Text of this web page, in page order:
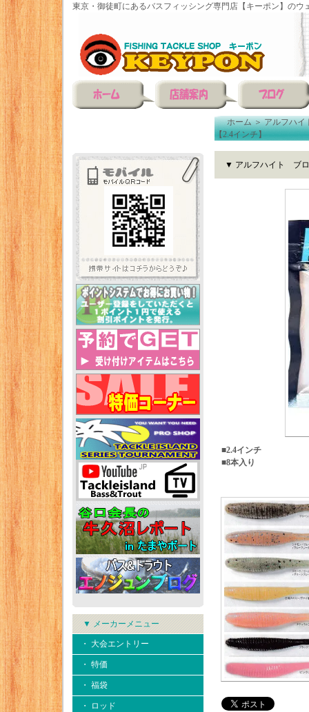
東京・御徒町にあるバスフィッシング専門店【キーポン】のウ
▼ メーカーメニュー
・ 大会エントリー
・ 特価
・ 福袋
・ ロッド
ホーム＞アルフハイ
【2.4インチ】
▼ アルフハイト ブロ
■2.4インチ
■8本入り